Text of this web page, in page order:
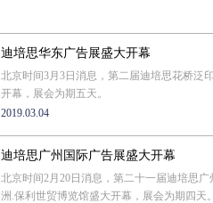
迪培思华东广告展盛大开幕
北京时间3月3日消息，第二届迪培思花桥泛
开幕，展会为期五天。
2019.03.04
迪培思广州国际广告展盛大开幕
北京时间2月20日消息，第二十一届迪培思
洲.保利世贸博览馆盛大开幕，展会为期四天